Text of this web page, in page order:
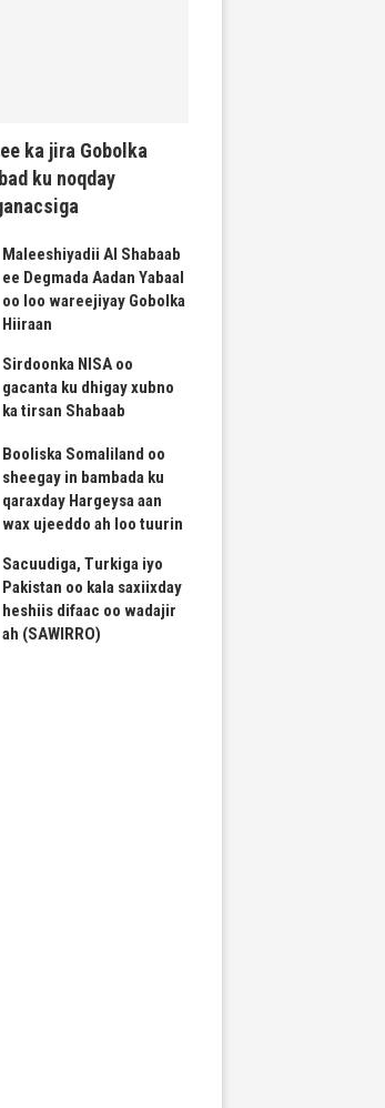
ka jira Gobolka
ku noqday
Maleeshiyadii Al Shabaab
ee Degmada Aadan Yabaal
oo loo wareejiyay Gobolka
Hiiraan
Sirdoonka NISA oo
gacanta ku dhigay xubno
ka tirsan Shabaab
Booliska Somaliland oo
sheegay in bambada ku
qaraxday Hargeysa aan
wax ujeeddo ah loo tuurin
Sacuudiga, Turkiga iyo
Pakistan oo kala saxiixday
heshiis difaac oo wadajir
ah (SAWIRRO)